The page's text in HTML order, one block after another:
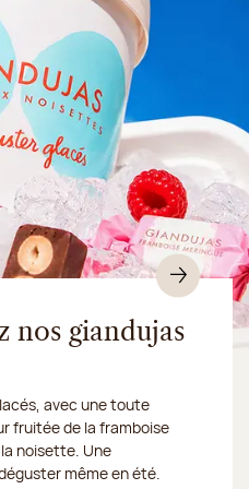
nos giandujas
avec une toute
fruitée de la framboise
noisette. Une
même en été.
atelier sera fermé :
le produit
crèmes glacées et
nous expédions vos
la collection